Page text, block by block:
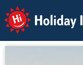
Holiday Info